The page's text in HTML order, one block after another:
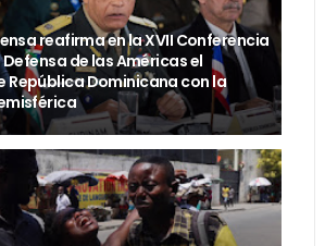
reafirma en la XVII Conferencia
de las Américas el
República Dominicana con la